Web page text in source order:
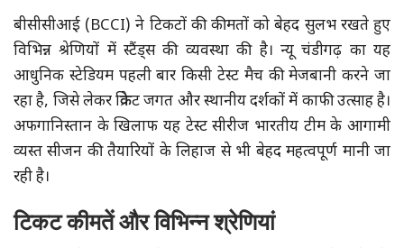
बीसीसीआई (BCCI) ने टिकटों की कीमतों को बेहद सुलभ रखते हुए
विभिन्न श्रेणियों में स्टैंड्स की व्यवस्था की है। न्यू चंडीगढ़ का यह
आधुनिक स्टेडियम पहली बार किसी टेस्ट मैच की मेजबानी करने जा
रहा है, जिसे लेकर क्रिकेट जगत और स्थानीय दर्शकों में काफी उत्साह है।
अफगानिस्तान के खिलाफ यह टेस्ट सीरीज भारतीय टीम के आगामी
व्यस्त सीजन की तैयारियों के लिहाज से भी बेहद महत्वपूर्ण मानी जा
रही है।
टिकट कीमतें और विभिन्न श्रेणियां